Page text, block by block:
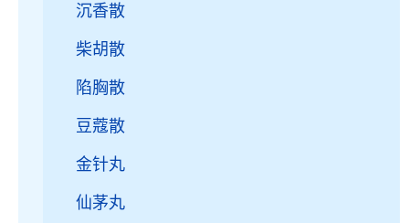
沉香散
柴胡散
陷胸散
豆蔻散
金针丸
仙茅丸